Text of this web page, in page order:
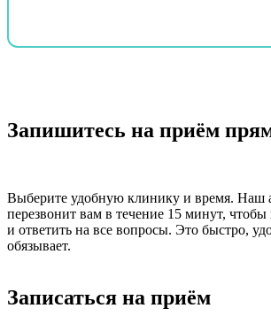
Запишитесь на приём
Выберите удобную клинику и время. Наш
перезвонит вам в течение 15 минут, чтобы
и ответить на все вопросы. Это быстро,
обязывает.
Записаться на приём